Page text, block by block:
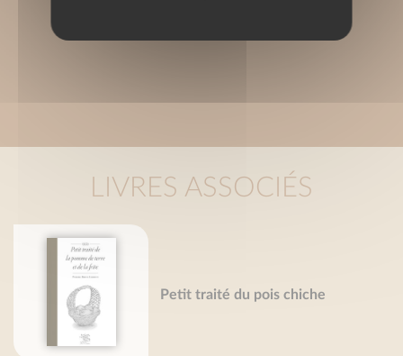
LIVRES ASSOCIÉS
Petit traité du pois chiche